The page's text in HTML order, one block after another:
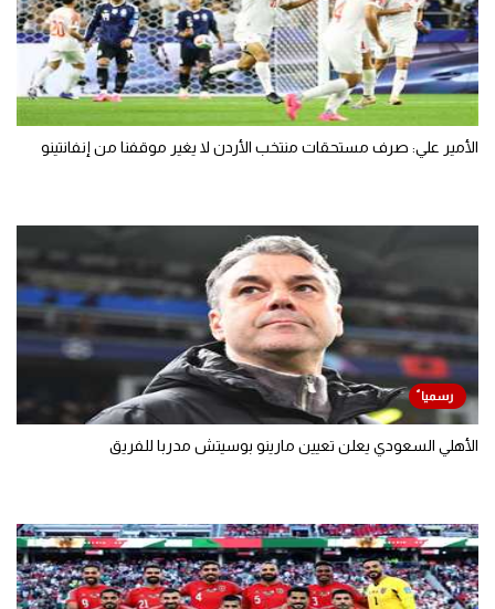
الأمير علي: صرف مستحقات منتخب الأردن لا يغير موقفنا من إنفانتينو
الأهلي السعودي يعلن تعيين مارينو بوسيتش مدربا للفريق